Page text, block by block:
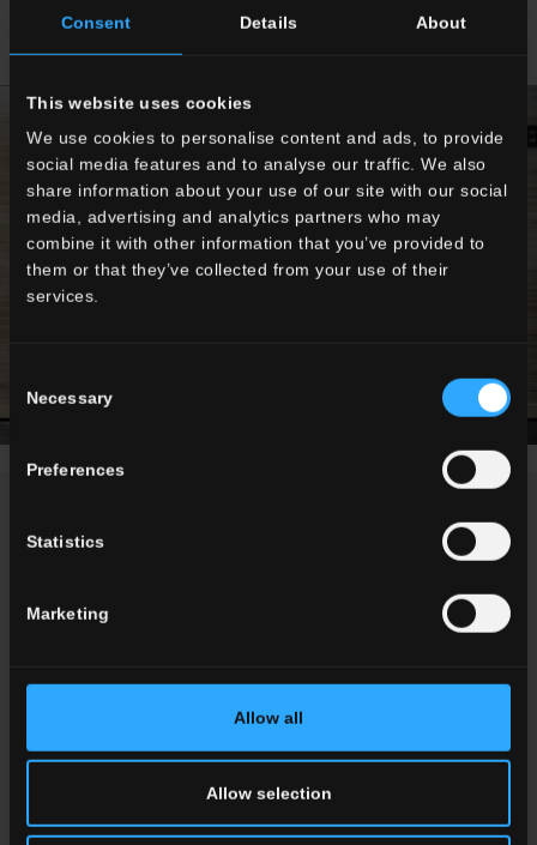
Consent Details About
This website uses cookies
We use cookies to personalise content and ads, to provide
social media features and to analyse our traffic. We also
share information about your use of our site with our social
media, advertising and analytics partners who may
combine it with other information that you’ve provided to
them or that they’ve collected from your use of their
services.
Selection
Necessary
Preferences
Statistics
Marketing
Allow all
Allow selection
NEWS / EVENTS